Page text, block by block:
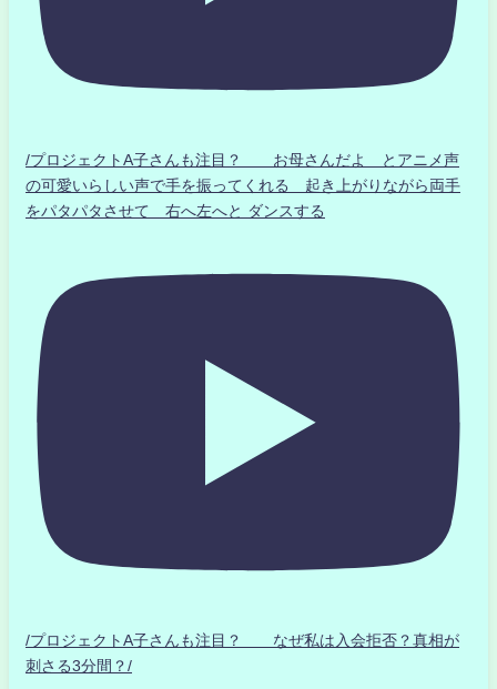
/プロジェクトA子さんも注目？ お母さんだよ とアニメ声
の可愛いらしい声で手を振ってくれる 起き上がりながら両手
をパタパタさせて 右へ左へと ダンスする
/プロジェクトA子さんも注目？ なぜ私は入会拒否？真相が
刺さる3分間？/